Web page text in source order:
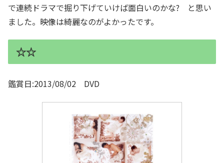
で連続ドラマで掘り下げていけば面白いのかな? と思い
ました。映像は綺麗なのがよかったです。
☆☆
鑑賞日:2013/08/02 DVD